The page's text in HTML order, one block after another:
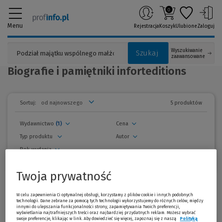
Menu
Szukaj
Wyszukiwanie
zaawansowane
Rejestracja
0
KoszykUlubioneZaloguj
Biografie i pamiętniki inforteditions
Sortuj: 5 produktów
Wydawnictwo (1)
Autor
Cena
Rok wydania
Typ produktu
zwiń
Wszystkie produkty
Promocja!
Twoja prywatność
W celu zapewnienia Ci optymalnej obsługi, korzystamy z plików cookie i innych podobnych
technologii. Dane zebrane za pomocą tych technologii wykorzystujemy do różnych celów, między
innymi do ulepszania funkcjonalności strony, zapamiętywania Twoich preferencji,
wyświetlania najtrafniejszych treści oraz najbardziej przydatnych reklam. Możesz wybrać
swoje preferencje, klikając w link. Aby dowiedzieć się więcej, zapoznaj się z naszą
Polityką